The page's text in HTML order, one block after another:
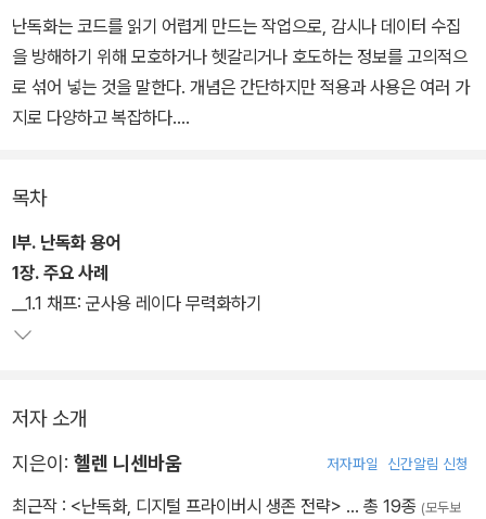
난독화는 코드를 읽기 어렵게 만드는 작업으로, 감시나 데이터 수집
을 방해하기 위해 모호하거나 헷갈리거나 호도하는 정보를 고의적으
로 섞어 넣는 것을 말한다. 개념은 간단하지만 적용과 사용은 여러 가
지로 다양하고 복잡하다.
인 데이터 난독화가 무엇인지를 다양하고 구체적인 사례를 통해 살펴
보고, 데이터 난독화 전략을 활용할 수 있는 다양한 방법을 개략적으
로 소개한다. 난독화 전략을 실제로 활용할 때 염두에 둬야 할 다양한
윤리적 문제에 대해서도 소개하고 있다.
목차
I부. 난독화 용어
1장. 주요 사례
__1.1 채프: 군사용 레이다 무력화하기
저자 소개
지은이: 헬렌 니센바움 저자파일 신간알림 신청
최근작 : <난독화, 디지털 프라이버시 생존 전략> … 총 19종 (모두보